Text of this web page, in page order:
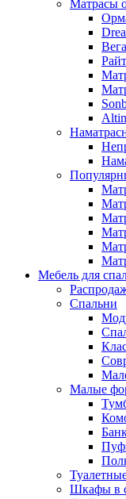
Матрасы
Вега
Мебель для
Спальни
Малые
Шкафы в